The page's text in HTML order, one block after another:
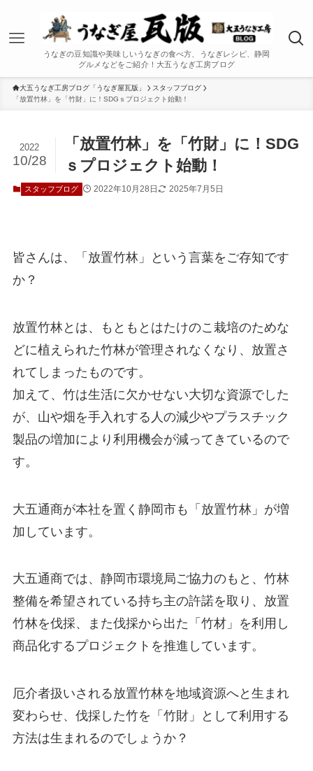
うなぎの豆知識や美味しいうなぎの食べ方、うなぎレシピ、静岡
グルメなどをご紹介！大五うなぎ工房ブログ
大五うなぎ工房ブログ「うなぎ屋瓦版」
スタッフブログ
「放置竹林」を「竹財」に！SDGｓプロジェクト始動！
「放置竹林」を「竹財」に！SDG
ｓプロジェクト始動！
2022
10/28
スタッフブログ 2022年10月28日 2025年7月5日
皆さんは、「放置竹林」という言葉をご存知です
か？
放置竹林とは、もともとはたけのこ栽培のためな
どに植えられた竹林が管理されなくなり、放置さ
れてしまったものです。
加えて、竹は生活に欠かせない大切な資源でした
が、山や畑を手入れする人の減少やプラスチック
製品の増加により利用機会が減ってきているので
す。
大五通商が本社を置く静岡市も「放置竹林」が増
加しています。
大五通商では、静岡市環境局ご協力のもと、竹林
整備を希望されている持ち主の許諾を取り、放置
竹林を伐採、また伐採から出た「竹材」を利用し
商品化するプロジェクトを推進しています。
厄介者扱いされる放置竹林を地域資源へと生まれ
変わらせ、伐採した竹を「竹財」として利用する
方法は生まれるのでしょうか？